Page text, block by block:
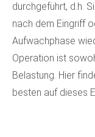
durchgeführt, d.h.
nach dem Eingriff
Aufwachphase
Operation ist
Belastung. Hier
besten auf dieses